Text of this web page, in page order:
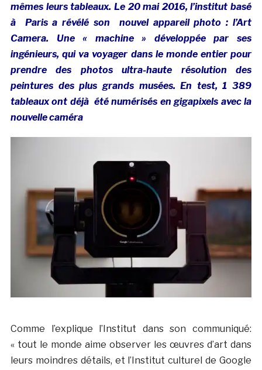
mêmes leurs tableaux. Le 20 mai 2016, l’institut basé
à Paris a révélé son nouvel appareil photo : l’Art
Camera. Une « machine » développée par ses
ingénieurs, qui va voyager dans le monde entier pour
prendre des photos ultra-haute résolution des
peintures des plus grands musées. En test, 1 389
tableaux ont déjà été numérisés en gigapixels avec la
nouvelle caméra
Comme l’explique l’Institut dans son communiqué:
« tout le monde aime observer les œuvres d’art dans
leurs moindres détails, et l’Institut culturel de Google